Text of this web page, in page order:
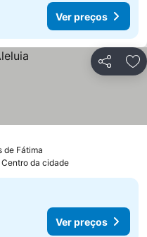
Ver preços
Partilhar
de Fátima
da cidade
Ver preços